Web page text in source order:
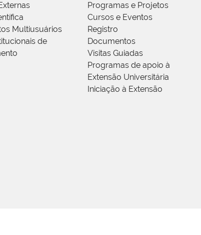
Multiusuários
de
Programas e Projetos
Cursos e Eventos
Registro
Documentos
Visitas Guiadas
Programas de apoio à
Extensão Universitária
Iniciação à Extensão